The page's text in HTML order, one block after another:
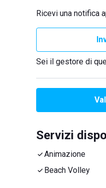
Ricevi una notifica
Sei il gestore di
Servizi
Animazione
Beach Volley